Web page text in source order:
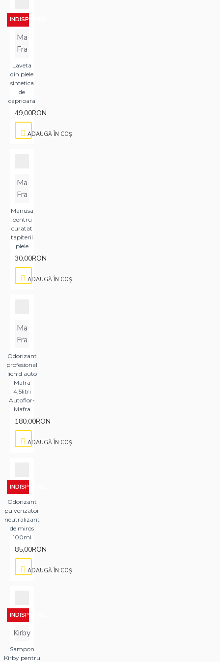
INDISPONIBIL
Ma
Fra
Laveta
din piele
sintetica
de
caprioara
49,00RON
ADAUGĂ ÎN COŞ
Ma
Fra
Manusa
pentru
curatat
tapiterii
piele
30,00RON
ADAUGĂ ÎN COŞ
Ma
Fra
Odorizant
profesional
lichid auto
Mafra
4,5litri
Autoflor-
Mafra
180,00RON
ADAUGĂ ÎN COŞ
INDISPONIBIL
Odorizant
pulverizator
neutralizant
de miros
100ml
85,00RON
ADAUGĂ ÎN COŞ
INDISPONIBIL
Kirby
Sampon
Kirby pentru